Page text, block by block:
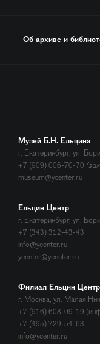
Об архиве и
Музей Б.Н. Ельцина
г. Екатеринбург, ул.
+7 (909) 006-70-70
museum@ycenter.ru
Ельцин Центр
г. Екатеринбург, ул.
+7 (343) 312-43-43
info@ycenter.ru
ycenter@ycenter.ru
Филиал Ельцин
г. Москва, ул. Малая
+7 (916) 608-09-19
+7 (495) 729-54-63
info@ycenter.ru